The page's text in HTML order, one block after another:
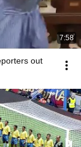
7:58
out